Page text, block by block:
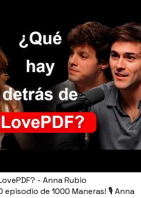
- Anna Rubio
episodio de 1000 Maneras! 🎙️ Anna